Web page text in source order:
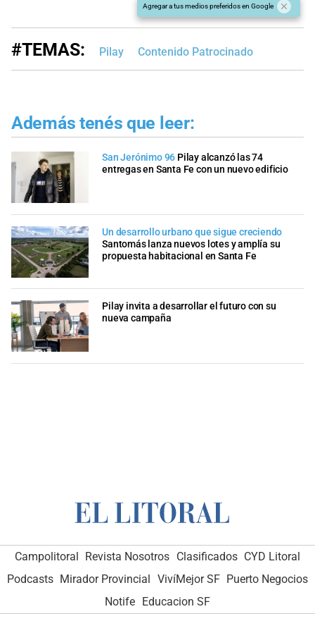
Agregar a tus medios preferidos en Google
#TEMAS: Pilay Contenido Patrocinado
Además tenés que leer:
San Jerónimo 96 Pilay alcanzó las 74
entregas en Santa Fe con un nuevo edificio
Un desarrollo urbano que sigue creciendo
Santomás lanza nuevos lotes y amplía su
propuesta habitacional en Santa Fe
Pilay invita a desarrollar el futuro con su
nueva campaña
Campolitoral Revista Nosotros Clasificados CYD Litoral
Podcasts Mirador Provincial VivíMejor SF Puerto Negocios
Notife
Educacion SF